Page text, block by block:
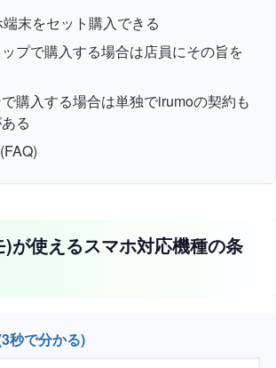
末をセット購入できる
ップで購入する場合は店員にその旨を
購入する場合は単独でirumoの契約も
る
が使えるスマホ対応機種の条
秒で分かる)